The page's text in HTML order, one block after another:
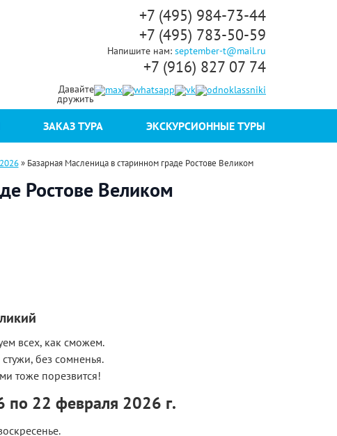
+7 (495) 984-73-44
+7 (495) 783-50-59
Напишите нам: september-t@mail.ru
+7 (916) 827 07 74
Давайте
дружить
ЗАКАЗ ТУРА ЭКСКУРСИОННЫЕ ТУРЫ
» Базарная Масленица в старинном граде Ростове Великом
Ростове Великом
всех, как сможем.
без сомненья.
тоже порезвится!
по 22 февраля 2026 г.